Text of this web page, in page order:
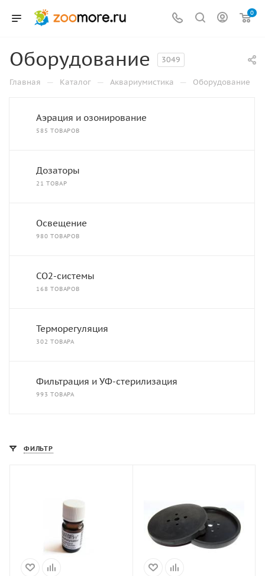
0
Оборудование 3049
Главная — Каталог — Аквариумистика — Оборудование
Аэрация и озонирование
585 ТОВАРОВ
Дозаторы
21 ТОВАР
Освещение
980 ТОВАРОВ
СО2-системы
168 ТОВАРОВ
Терморегуляция
302 ТОВАРА
Фильтрация и УФ-стерилизация
993 ТОВАРА
ФИЛЬТР